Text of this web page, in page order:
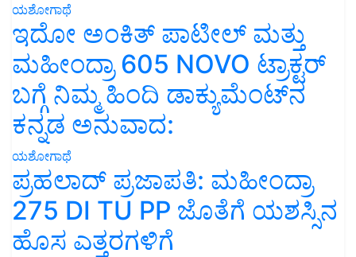
ಯಶೋಗಾಥೆ
ಇದೋ ಅಂಕಿತ್ ಪಾಟೀಲ್ ಮತ್ತು
ಮಹೀಂದ್ರಾ 605 NOVO ಟ್ರಾಕ್ಟರ್
ಬಗ್ಗೆ ನಿಮ್ಮ ಹಿಂದಿ ಡಾಕ್ಯುಮೆಂಟ್‌ನ
ಕನ್ನಡ ಅನುವಾದ:
ಯಶೋಗಾಥೆ
ಪ್ರಹಲಾದ್ ಪ್ರಜಾಪತಿ: ಮಹೀಂದ್ರಾ
275 DI TU PP ಜೊತೆಗೆ ಯಶಸ್ಸಿನ
ಹೊಸ ಎತ್ತರಗಳಿಗೆ